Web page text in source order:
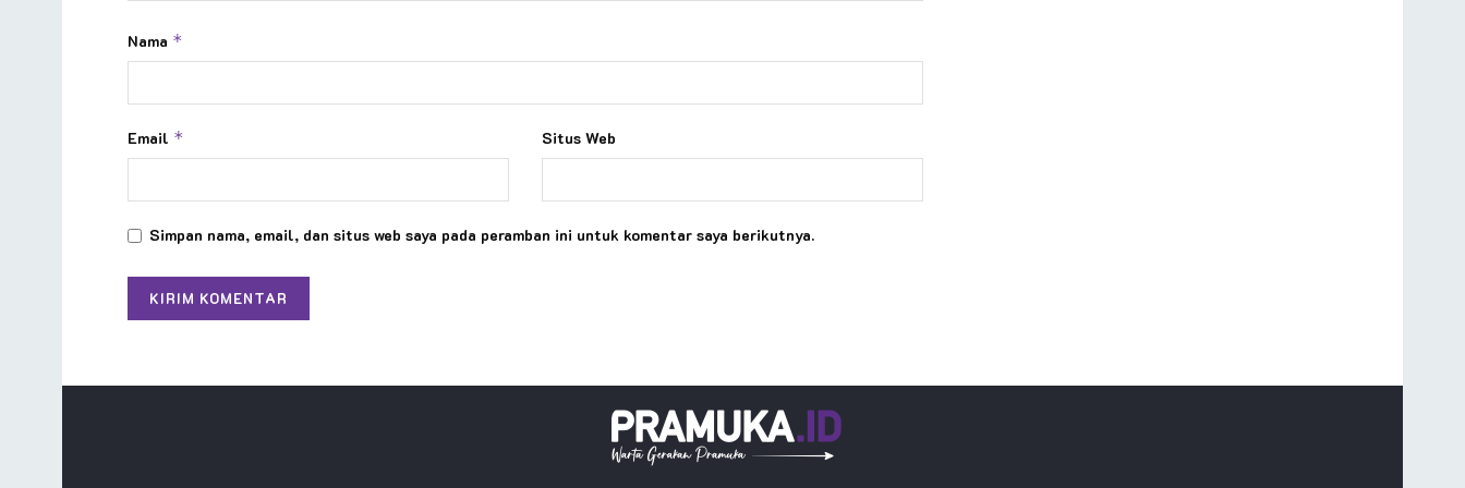
Nama *
Email * Situs Web
Simpan nama, email, dan situs web saya pada peramban ini untuk komentar saya berikutnya.